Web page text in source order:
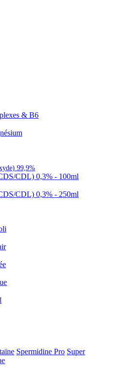
& B6
99,9%
CDL) 0,3% - 100ml
CDL) 0,3% - 250ml
Spermidine Pro Super